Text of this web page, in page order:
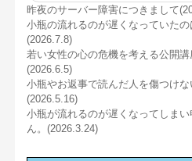
昨夜のサーバー障害につきまして
小瓶の流れるのが遅くなっていた
(2026.7.8)
若い女性の心の危機を考える公開
(2026.6.5)
小瓶やお返事で読んだ人を傷つけな
(2026.5.16)
小瓶が流れるのが遅くなってしま
ん。(2026.3.24)